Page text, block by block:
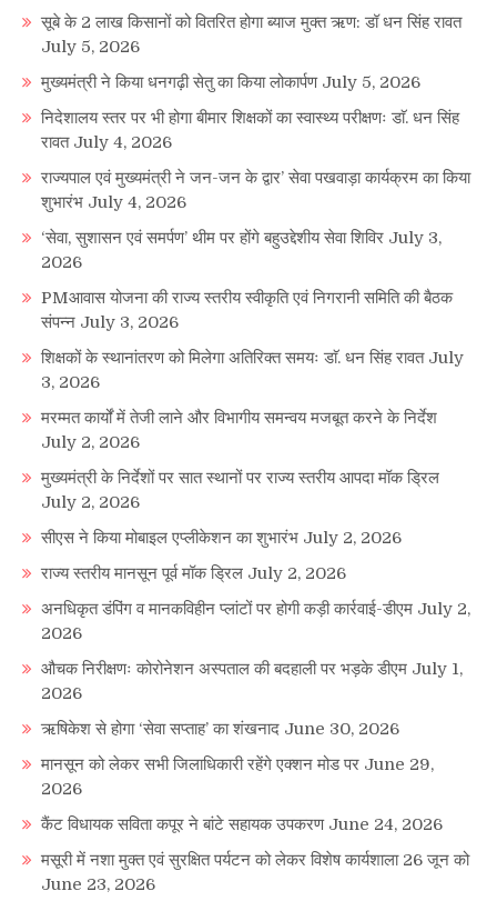
सूबे के 2 लाख किसानों को वितरित होगा ब्याज मुक्त ऋण: डॉ धन सिंह रावत
July 5, 2026
मुख्यमंत्री ने किया धनगढ़ी सेतु का किया लोकार्पण July 5, 2026
निदेशालय स्तर पर भी होगा बीमार शिक्षकों का स्वास्थ्य परीक्षणः डाॅ. धन सिंह
रावत July 4, 2026
राज्यपाल एवं मुख्यमंत्री ने जन-जन के द्वार’ सेवा पखवाड़ा कार्यक्रम का किया
शुभारंभ July 4, 2026
‘सेवा, सुशासन एवं समर्पण’ थीम पर होंगे बहुउद्देशीय सेवा शिविर July 3,
2026
PMआवास योजना की राज्य स्तरीय स्वीकृति एवं निगरानी समिति की बैठक
संपन्न July 3, 2026
शिक्षकों के स्थानांतरण को मिलेगा अतिरिक्त समयः डाॅ. धन सिंह रावत July
3, 2026
मरम्मत कार्यों में तेजी लाने और विभागीय समन्वय मजबूत करने के निर्देश
July 2, 2026
मुख्यमंत्री के निर्देशों पर सात स्थानों पर राज्य स्तरीय आपदा मॉक ड्रिल
July 2, 2026
सीएस ने किया मोबाइल एप्लीकेशन का शुभारंभ July 2, 2026
राज्य स्तरीय मानसून पूर्व मॉक ड्रिल July 2, 2026
अनधिकृत डंपिंग व मानकविहीन प्लांटों पर होगी कड़ी कार्रवाई-डीएम July 2,
2026
औचक निरीक्षणः कोरोनेशन अस्पताल की बदहाली पर भड़के डीएम July 1,
2026
ऋषिकेश से होगा ‘सेवा सप्ताह’ का शंखनाद June 30, 2026
मानसून को लेकर सभी जिलाधिकारी रहेंगे एक्शन मोड पर June 29,
2026
कैंट विधायक सविता कपूर ने बांटे सहायक उपकरण June 24, 2026
मसूरी में नशा मुक्त एवं सुरक्षित पर्यटन को लेकर विशेष कार्यशाला 26 जून को
June 23, 2026